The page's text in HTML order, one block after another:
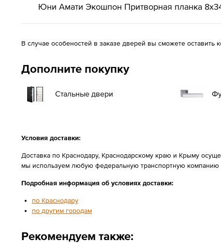
Юни Амати Экошпон Притворная планка
В случае особеностей в заказе дверей вы сможете
Дополните покупку
Стальные двери
Условия доставки:
Доставка по Краснодару, Краснодарскому краю и Крыму
мы используем любую федеральную транспортную
Подробная информация об условиях доставки:
по Краснодару
по другим городам
Рекомендуем также: